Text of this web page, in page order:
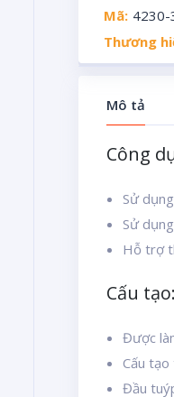
Mã: 4230-
Thương
Mô tả
Công
Sử
Sử
Hỗ trợ
Cấu tạo:
Được
Cấu
Đầu